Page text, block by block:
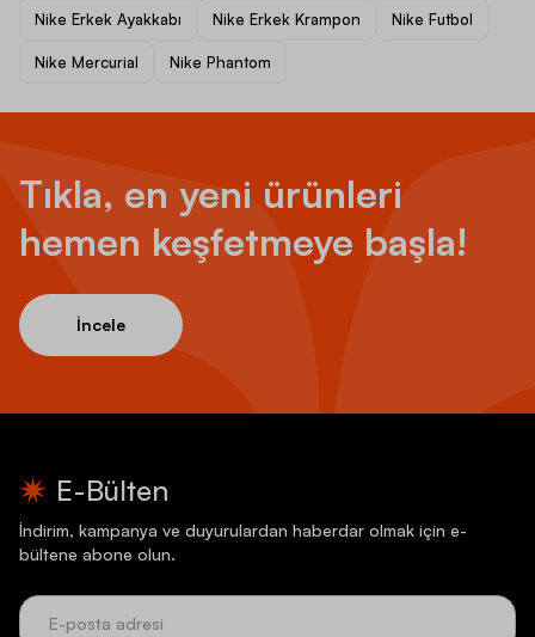
Nike Erkek Ayakkabı Nike Erkek Krampon Nike Futbol
Nike Mercurial Nike Phantom
Tıkla, en yeni ürünleri
hemen keşfetmeye başla!
İncele
E-Bülten
İndirim, kampanya ve duyurulardan haberdar olmak için e-
bültene abone olun.